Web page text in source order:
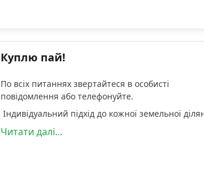
Куплю пай!
По всіх питаннях звертайтеся в особисті
повідомлення або телефонуйте.
Індивідуальний підхід до кожної земельної
Читати далі...